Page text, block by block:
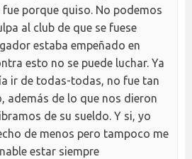
fue porque quiso. No podemos
al club de que se fuese
estaba empeñado en
esto no se puede luchar. Ya
ir de todas-todas, no fue tan
además de lo que nos dieron
de su sueldo. Y si, yo
de menos pero tampoco me
estar siempre